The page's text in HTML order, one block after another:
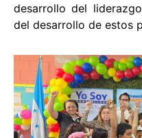
desarrollo del
del desarrollo de estos